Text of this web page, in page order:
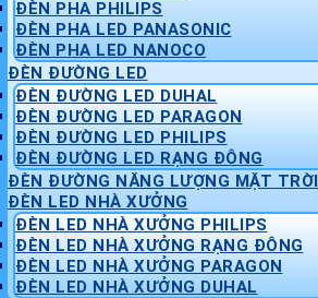
ĐÈN PHA PHILIPS
ĐÈN PHA LED PANASONIC
ĐÈN PHA LED NANOCO
ĐÈN ĐƯỜNG LED
ĐÈN ĐƯỜNG LED DUHAL
ĐÈN ĐƯỜNG LED PARAGON
ĐÈN ĐƯỜNG LED PHILIPS
ĐÈN ĐƯỜNG LED RẠNG ĐÔNG
ĐÈN ĐƯỜNG NĂNG LƯỢNG MẶT TRỜI
ĐÈN LED NHÀ XƯỞNG
ĐÈN LED NHÀ XƯỞNG PHILIPS
ĐÈN LED NHÀ XƯỞNG RẠNG ĐÔNG
ĐÈN LED NHÀ XƯỞNG PARAGON
ĐÈN LED NHÀ XƯỞNG DUHAL